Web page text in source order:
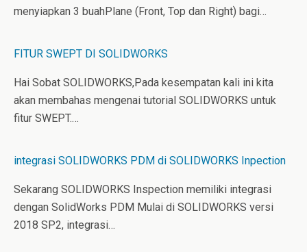
menyiapkan 3 buahPlane (Front, Top dan Right) bagi…
FITUR SWEPT DI SOLIDWORKS
Hai Sobat SOLIDWORKS,Pada kesempatan kali ini kita
akan membahas mengenai tutorial SOLIDWORKS untuk
fitur SWEPT.…
integrasi SOLIDWORKS PDM di SOLIDWORKS Inpection
Sekarang SOLIDWORKS Inspection memiliki integrasi
dengan SolidWorks PDM Mulai di SOLIDWORKS versi
2018 SP2, integrasi…